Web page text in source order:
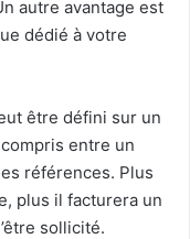
autre avantage est
dédié à votre
être défini sur un
entre un
références. Plus
plus il facturera un
sollicité.